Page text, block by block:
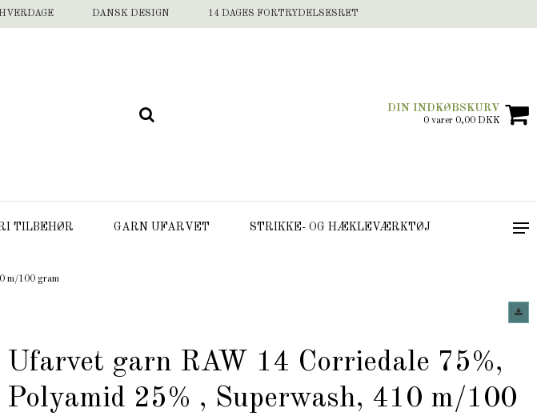
DANSK DESIGN 14 DAGES FORTRYDELSESRET
DIN INDKØBSKURV
0 varer 0,00 DKK
TILBEHØR GARN UFARVET STRIKKE- OG HÆKLEVÆRKTØJ
m/100 gram
Ufarvet garn RAW 14 Corriedale 75%,
Polyamid 25% , Superwash, 410 m/100